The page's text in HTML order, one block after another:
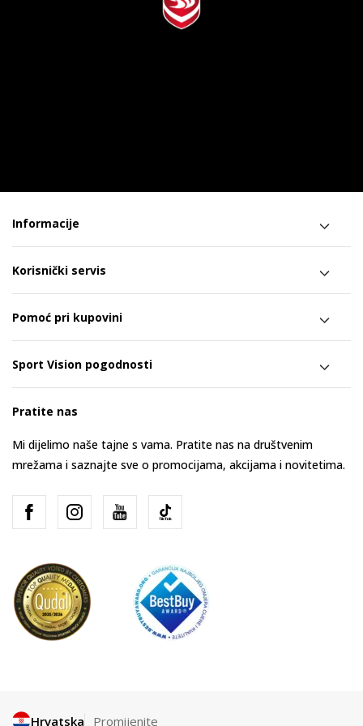
Informacije
Korisnički servis
Pomoć pri kupovini
Sport Vision pogodnosti
Pratite nas
Mi dijelimo naše tajne s vama. Pratite nas na društvenim
mrežama i saznajte sve o promocijama, akcijama i novitetima.
Hrvatska Promijenite